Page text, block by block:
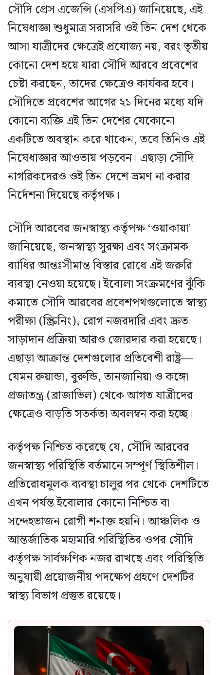
সৌদি প্রেস এজেন্সি (এসপিএ) জানিয়েছে, এই
নিষেধাজ্ঞা শুধুমাত্র সরাসরি ওই তিন দেশ থেকে
আসা যাত্রীদের ক্ষেত্রেই প্রযোজ্য নয়, বরং তৃতীয়
কোনো দেশ হয়ে যারা সৌদি আরবে প্রবেশের
চেষ্টা করছেন, তাদের ক্ষেত্রেও কার্যকর হবে।
সৌদিতে প্রবেশের আগের ২১ দিনের মধ্যে যদি
কোনো ব্যক্তি এই তিন দেশের যেকোনো
একটিতে অবস্থান করে থাকেন, তবে তিনিও এই
নিষেধাজ্ঞার আওতায় পড়বেন। এছাড়া সৌদি
নাগরিকদেরও ওই তিন দেশে ভ্রমণ না করার
নির্দেশনা দিয়েছে কর্তৃপক্ষ।
সৌদি আরবের জনস্বাস্থ্য কর্তৃপক্ষ ‘ওয়াকায়া’
জানিয়েছে, জনস্বাস্থ্য সুরক্ষা এবং সংক্রামক
ব্যাধির আন্তঃসীমান্ত বিস্তার রোধে এই জরুরি
ব্যবস্থা নেওয়া হয়েছে। ইবোলা সংক্রমণের ঝুঁকি
কমাতে সৌদি আরবের প্রবেশপথগুলোতে স্বাস্থ্য
পরীক্ষা (স্ক্রিনিং), রোগ নজরদারি এবং দ্রুত
সাড়াদান প্রক্রিয়া আরও জোরদার করা হয়েছে।
এছাড়া আক্রান্ত দেশগুলোর প্রতিবেশী রাষ্ট্র—
যেমন রুয়ান্ডা, বুরুন্ডি, তানজানিয়া ও কঙ্গো
প্রজাতন্ত্র (ব্রাজাভিল) থেকে আগত যাত্রীদের
ক্ষেত্রেও বাড়তি সতর্কতা অবলম্বন করা হচ্ছে।
কর্তৃপক্ষ নিশ্চিত করেছে যে, সৌদি আরবের
জনস্বাস্থ্য পরিস্থিতি বর্তমানে সম্পূর্ণ স্থিতিশীল।
প্রতিরোধমূলক ব্যবস্থা চালুর পর থেকে দেশটিতে
এখন পর্যন্ত ইবোলার কোনো নিশ্চিত বা
সন্দেহভাজন রোগী শনাক্ত হয়নি। আঞ্চলিক ও
আন্তর্জাতিক মহামারি পরিস্থিতির ওপর সৌদি
কর্তৃপক্ষ সার্বক্ষণিক নজর রাখছে এবং পরিস্থিতি
অনুযায়ী প্রয়োজনীয় পদক্ষেপ গ্রহণে দেশটির
স্বাস্থ্য বিভাগ প্রস্তুত রয়েছে।